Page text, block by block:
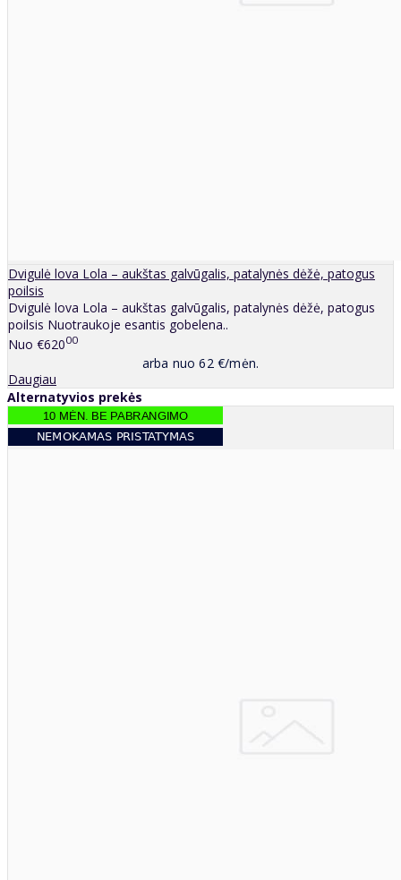
Dvigulė lova Lola – aukštas galvūgalis, patalynės dėžė, patogus
poilsis
Dvigulė lova Lola – aukštas galvūgalis, patalynės dėžė, patogus
poilsis Nuotraukoje esantis gobelena..
Nuo €62000
arba nuo 62 €/mėn.
Daugiau
Alternatyvios prekės